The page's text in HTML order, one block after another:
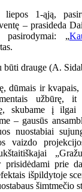
1-ąją,
– prasideda
„
dūmais ir
užbūrę, it
skubame į ilgai
– gausūs
nuostabiai
vaizdo
prisidėdami prie
išpildytoje
šimtmečio